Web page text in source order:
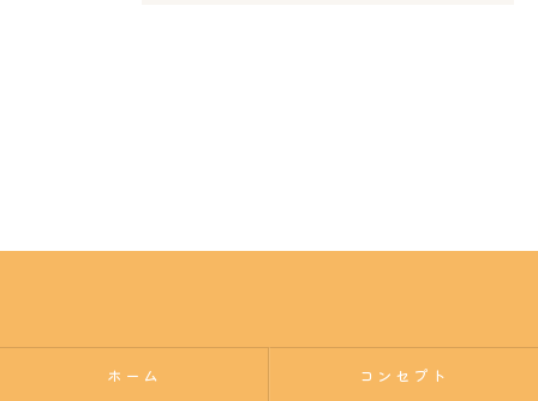
ホーム コンセプト